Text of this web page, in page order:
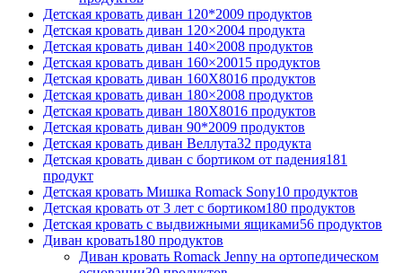
Детская кровать диван 120*2009 продуктов
Детская кровать диван 120×2004 продукта
Детская кровать диван 140×2008 продуктов
Детская кровать диван 160×20015 продуктов
Детская кровать диван 160Х8016 продуктов
Детская кровать диван 180×2008 продуктов
Детская кровать диван 180Х8016 продуктов
Детская кровать диван 90*2009 продуктов
Детская кровать диван Веллута32 продукта
Детская кровать диван с бортиком от падения181
продукт
Детская кровать Мишка Romack Sony10 продуктов
Детская кровать от 3 лет с бортиком180 продуктов
Детская кровать с выдвижными ящиками56 продуктов
Диван кровать180 продуктов
Диван кровать Romack Jenny на ортопедическом